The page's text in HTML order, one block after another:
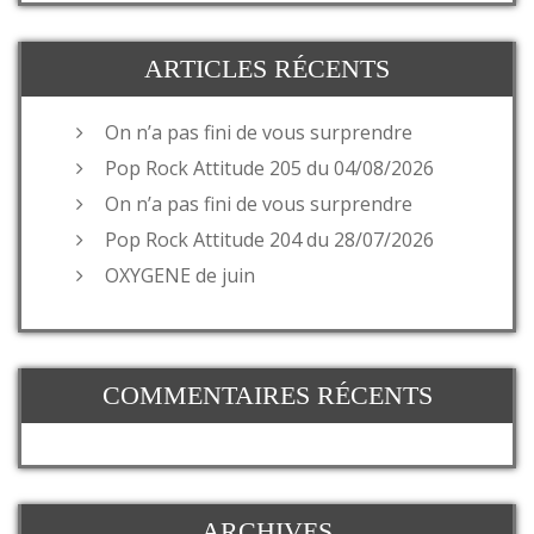
ARTICLES RÉCENTS
On n’a pas fini de vous surprendre
Pop Rock Attitude 205 du 04/08/2026
On n’a pas fini de vous surprendre
Pop Rock Attitude 204 du 28/07/2026
OXYGENE de juin
COMMENTAIRES RÉCENTS